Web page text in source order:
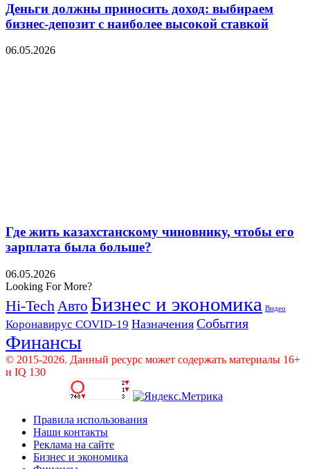
Деньги должны приносить доход: выбираем
бизнес-депозит с наиболее высокой ставкой
06.05.2026
Где жить казахстанскому чиновнику, чтобы его
зарплата была больше?
06.05.2026
Looking For More?
Hi-Tech Авто Бизнес и экономика Видео
Коронавирус COVID-19 Назначения События
Финансы
© 2015-2026. Данный ресурс может содержать материалы 16+
и IQ 130
Правила использования
Наши контакты
Реклама на сайте
Бизнес и экономика